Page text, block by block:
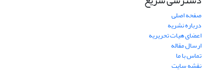
صفحه اصلی
درباره نشریه
اعضای هیات تحریریه
ارسال مقاله
تماس با ما
نقشه سایت